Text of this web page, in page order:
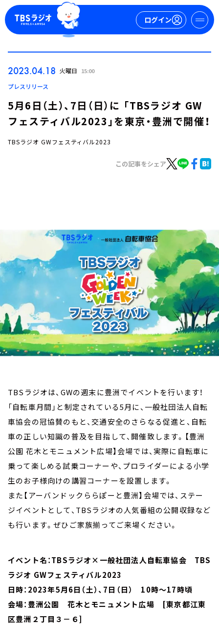
ログイン
イベント・グッズ
YouTube
会社情報
2023.04.18 火曜日 15:00
プレスリリース
5月6日（土）、7日（日）に 「TBSラジオ GW
フェスティバル2023」を東京・豊洲で開催！
TBSラジオ GWフェスティバル2023
この記事をシェア
TBSラジオは、GWの週末に豊洲でイベントを行います！
「自転車月間」と制定されている5月に、一般社団法人自転
車協会の冠協賛のもと、交通安全のさらなる促進と、自転
車の正しい知識の普及を目指して、開催致します。【豊洲
公園 花木とモニュメント広場】会場では、実際に自転車に
乗って楽しめる試乗コーナーや、プロライダーによる小学
生のお子様向けの講習コーナーを設置します。
また【アーバンドックららぽーと豊洲】会場では、ステー
ジイベントとして、TBSラジオの人気番組の公開収録など
も行います。ぜひご家族揃ってご来場ください。
イベント名：TBSラジオ×一般社団法人自転車協会 TBS
ラジオ GWフェスティバル2023
日時：2023年5月6日（土）、7日（日） 10時～17時頃
会場：豊洲公園 花木とモニュメント広場 [東京都江東
区豊洲２丁目３－６]